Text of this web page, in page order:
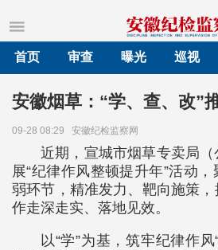
首页
审查 曝光 巡视
安徽烟草：“学、查、改”
09-28 08:29 安徽纪检监察网
近期，宣城市烟草专卖局
展“纪律作风整顿提升年”活动
弱环节，精准发力、靶向施策
作走深走实、落地见效。
以“学”为基，筑牢纪律作